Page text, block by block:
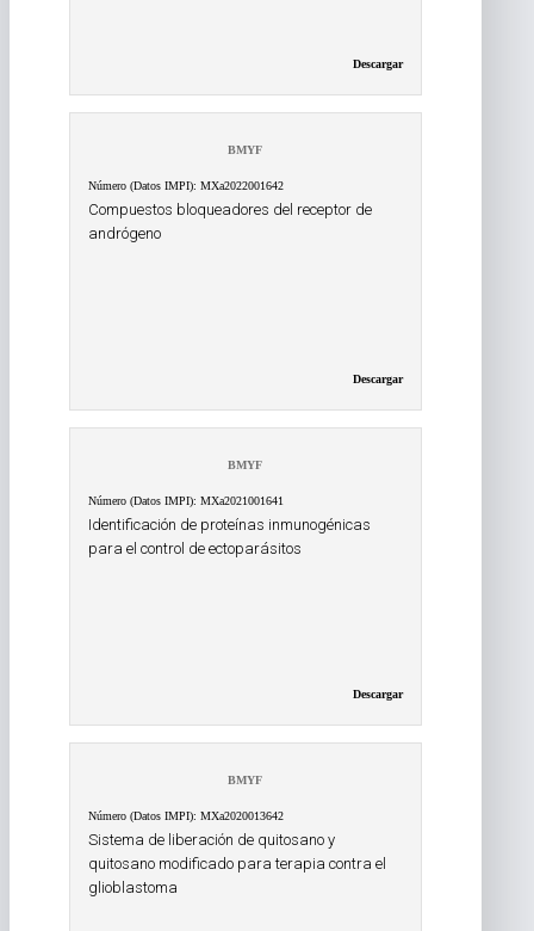
Descargar
BMYF
Número (Datos IMPI): MXa2022001642
Compuestos bloqueadores del receptor de
andrógeno
Descargar
BMYF
Número (Datos IMPI): MXa2021001641
Identificación de proteínas inmunogénicas
para el control de ectoparásitos
Descargar
BMYF
Número (Datos IMPI): MXa2020013642
Sistema de liberación de quitosano y
quitosano modificado para terapia contra el
glioblastoma